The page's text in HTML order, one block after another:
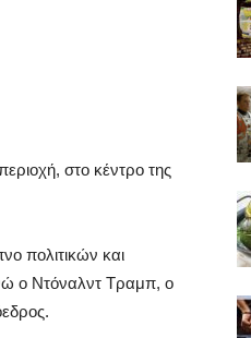
στο κέντρο της
πολιτικών και
ο Ντόναλντ Τραμπ, ο